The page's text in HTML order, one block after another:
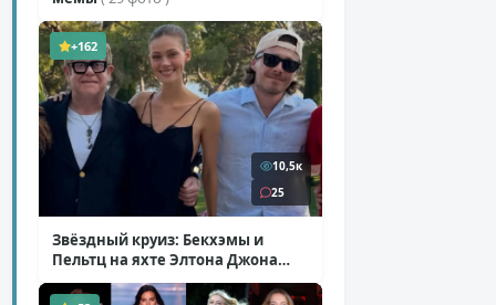
+162
10,5к
25
Звёздный круиз: Бекхэмы и
Пельтц на яхте Элтона Джона
( 12 фото )